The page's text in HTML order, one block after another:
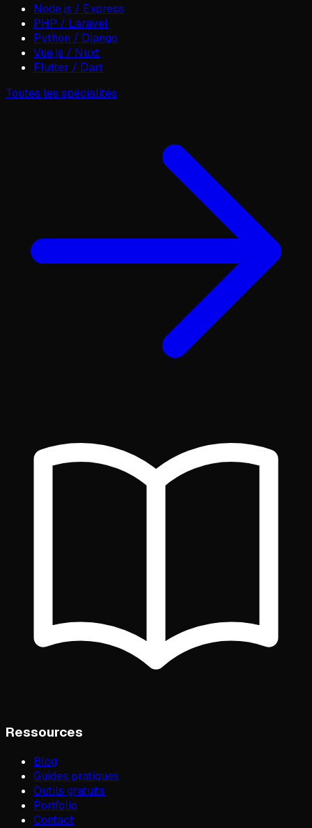
Node.js / Express
PHP / Laravel
Python / Django
Vue.js / Nuxt
Flutter / Dart
Toutes les spécialités
Ressources
Blog
Guides pratiques
Outils gratuits
Portfolio
Contact